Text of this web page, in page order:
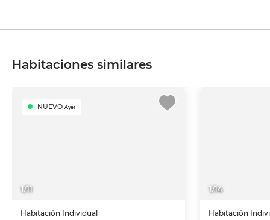
Habitaciones similares
1/11
NUEVO Ayer
Habitación Individual
1/14
Habitación